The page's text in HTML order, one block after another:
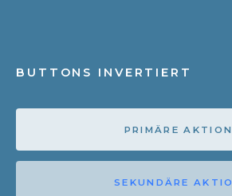
BUTTONS INVERTIERT
PRIMÄRE AKTION
SEKUNDÄRE